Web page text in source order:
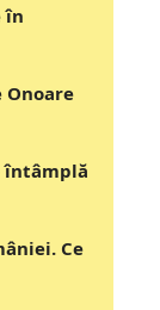
în
Onoare
întâmplă
Ce